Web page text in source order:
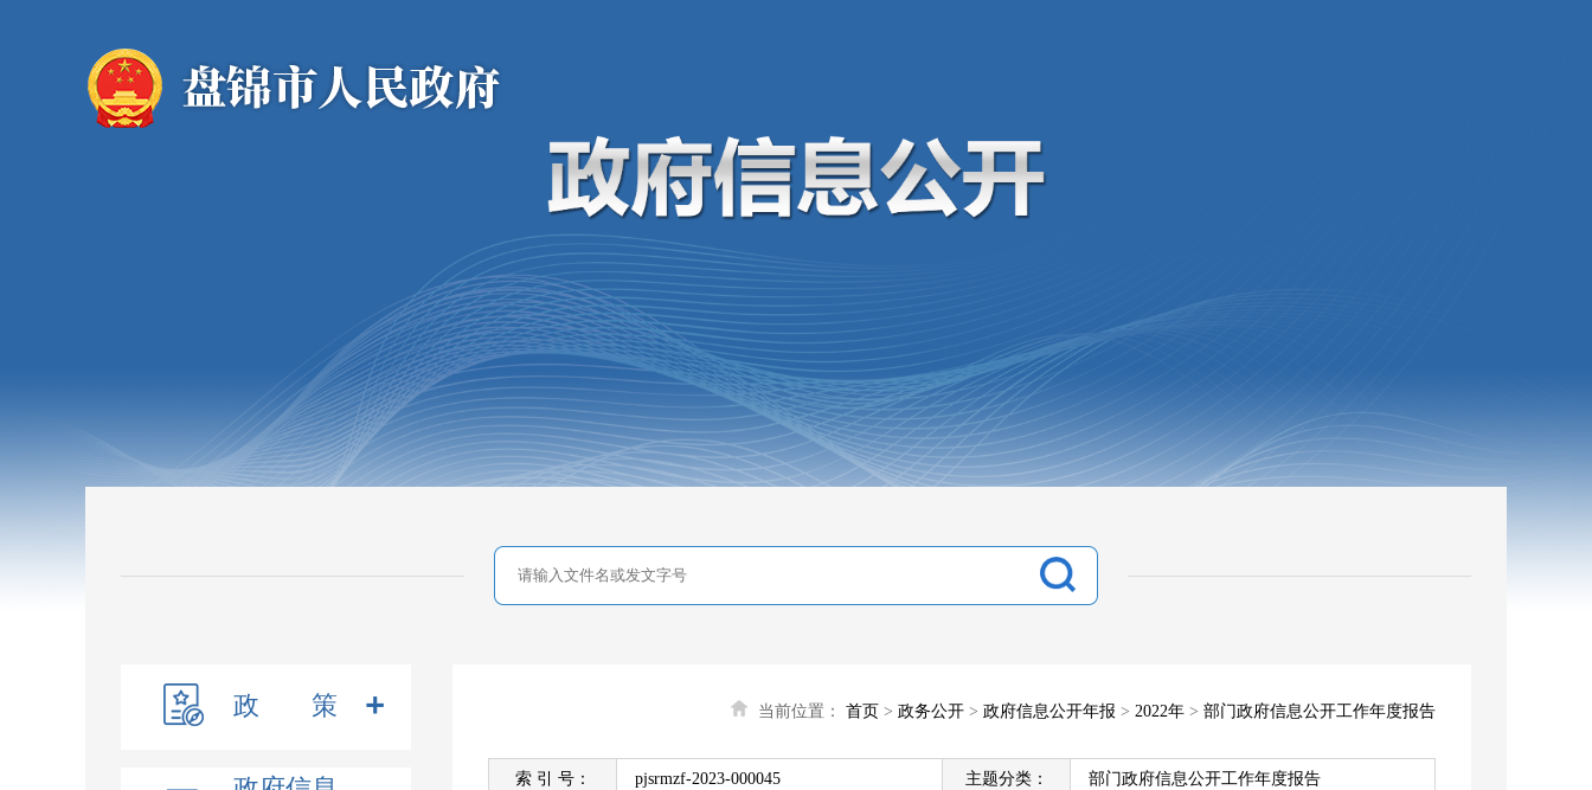
政 策 当前位置： 首页 > 政务公开 > 政府信息公开年报 > 2022年 > 部门政府信息公开工作年度报告
索 引 号： pjsrmzf-2023-000045 主题分类： 部门政府信息公开工作年度报告